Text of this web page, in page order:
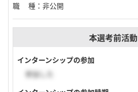
職種 ： 非公開
本選考前活動
インターンシップの参加
参加した